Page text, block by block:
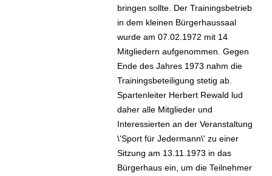
bringen sollte. Der Trainingsbetrieb
in dem kleinen Bürgerhaussaal
wurde am 07.02.1972 mit 14
Mitgliedern aufgenommen. Gegen
Ende des Jahres 1973 nahm die
Trainingsbeteiligung stetig ab.
Spartenleiter Herbert Rewald lud
daher alle Mitglieder und
Interessierten an der Veranstaltung
\'Sport für Jedermann\' zu einer
Sitzung am 13.11.1973 in das
Bürgerhaus ein, um die Teilnehmer